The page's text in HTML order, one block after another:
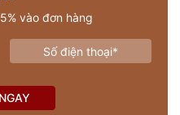
vào đơn hàng